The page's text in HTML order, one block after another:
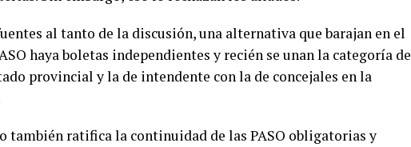
al tanto de la discusión, una alternativa que barajan en el
haya boletas independientes y recién se unan la categoría de
provincial y la de intendente con la de concejales en la
también ratifica la continuidad de las PASO obligatorias y